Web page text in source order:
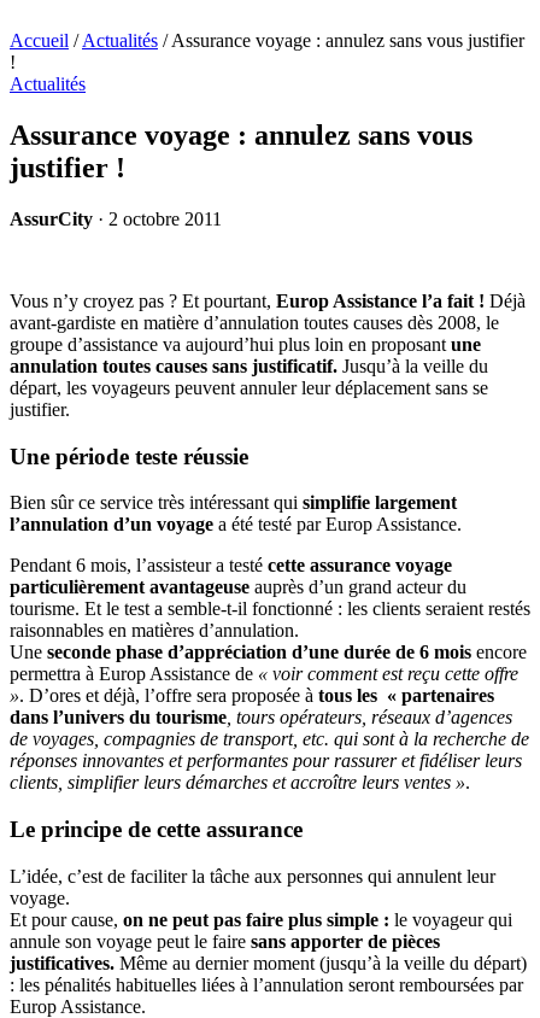
Accueil /Actualités /Assurance voyage : annulez sans vous justifier
!
Actualités
Assurance voyage : annulez sans vous
justifier !
AssurCity · 2 octobre 2011
Vous n’y croyez pas ? Et pourtant, Europ Assistance l’a fait ! Déjà
avant-gardiste en matière d’annulation toutes causes dès 2008, le
groupe d’assistance va aujourd’hui plus loin en proposant une
annulation toutes causes sans justificatif. Jusqu’à la veille du
départ, les voyageurs peuvent annuler leur déplacement sans se
justifier.
Une période teste réussie
Bien sûr ce service très intéressant qui simplifie largement
l’annulation d’un voyage a été testé par Europ Assistance.
Pendant 6 mois, l’assisteur a testé cette assurance voyage
particulièrement avantageuse auprès d’un grand acteur du
tourisme. Et le test a semble-t-il fonctionné : les clients seraient restés
raisonnables en matières d’annulation.
Une seconde phase d’appréciation d’une durée de 6 mois encore
permettra à Europ Assistance de « voir comment est reçu cette offre
». D’ores et déjà, l’offre sera proposée à tous les « partenaires
dans l’univers du tourisme , tours opérateurs, réseaux d’agences
de voyages, compagnies de transport, etc. qui sont à la recherche de
réponses innovantes et performantes pour rassurer et fidéliser leurs
clients, simplifier leurs démarches et accroître leurs ventes ».
Le principe de cette assurance
L’idée, c’est de faciliter la tâche aux personnes qui annulent leur
voyage.
Et pour cause, on ne peut pas faire plus simple : le voyageur qui
annule son voyage peut le faire sans apporter de pièces
justificatives. Même au dernier moment (jusqu’à la veille du départ)
: les pénalités habituelles liées à l’annulation seront remboursées par
Europ Assistance.